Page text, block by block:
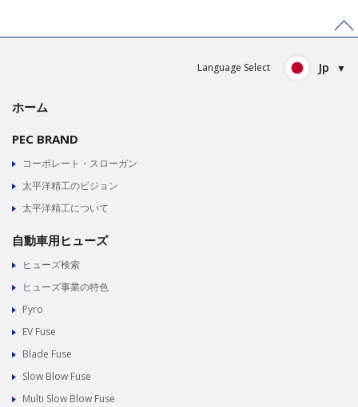
Language Select Jp
ホーム
PEC BRAND
コーポレート・スローガン
太平洋精工のビジョン
太平洋精工について
自動車用ヒューズ
ヒューズ検索
ヒューズ事業の特色
Pyro
EV Fuse
Blade Fuse
Slow Blow Fuse
Multi Slow Blow Fuse